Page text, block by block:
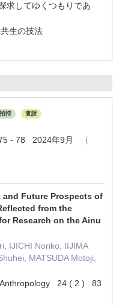
求してゆくつもりであ
生の技法
招待 査読
- 78 2024年9月
（
and Future Prospects of
from the
Research on the Ainu
IJICHI Noriko, IIJIMA
MATSUDA Motoji,
Anthropology 24 ( 2 ) 83